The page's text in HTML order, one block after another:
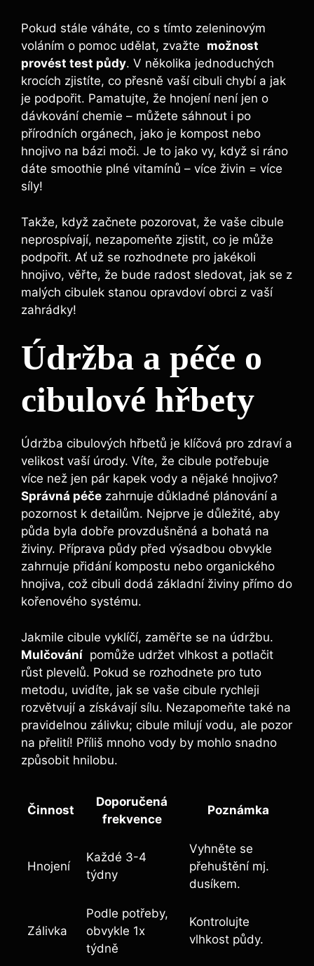
Pokud stále váháte, co s tímto zeleninovým
⁤voláním o‌ pomoc udělat, zvažte ‌ možnost
provést test půdy. V několika jednoduchých
krocích zjistíte, co přesně⁤ vaší cibuli ‌chybí a‌ jak
je podpořit. Pamatujte, že hnojení není jen ‍o
dávkování chemie – ‌můžete ⁤sáhnout⁤ i po
přírodních orgánech, jako⁢ je kompost⁤ nebo
hnojivo na bázi ⁣moči. Je to jako vy, když si⁤ ráno
⁤dáte⁢ smoothie plné vitamínů – více živin = více ​
síly!‌
Takže, když začnete pozorovat, že vaše cibule
neprospívají, nezapomeňte zjistit, co⁢ je může
podpořit. ⁣Ať už se rozhodnete‍ pro⁢ jakékoli
hnojivo, ‌věřte, že bude ⁣radost sledovat, jak ‍se z⁢
malých ‍cibulek ​stanou ⁣opravdoví obrci z vaší⁢
zahrádky!
Údržba a péče o⁢
cibulové hřbety
Údržba ⁣cibulových hřbetů je ‍klíčová pro zdraví a
velikost vaší úrody. Víte,‍ že cibule potřebuje
více​ než jen pár kapek vody⁤ a nějaké hnojivo?
Správná péče zahrnuje důkladné plánování a
pozornost k detailům. Nejprve⁢ je důležité, aby
půda byla dobře ⁢provzdušněná a bohatá na​
živiny. Příprava půdy⁤ před výsadbou obvykle
zahrnuje přidání kompostu nebo organického
⁣hnojiva, což cibuli dodá základní živiny přímo‌ do⁤
kořenového systému.
Jakmile cibule vyklíčí, zaměřte⁤ se na‍ údržbu. ​
Mulčování ‌ pomůže udržet vlhkost a potlačit‌
růst plevelů. Pokud se ​rozhodnete pro tuto
metodu, uvidíte, jak se vaše⁢ cibule‌ rychleji
rozvětvují a získávají ​sílu. Nezapomeňte také na
pravidelnou zálivku; cibule milují ​vodu, ale pozor⁤
na přelití! Příliš mnoho vody⁣ by⁢ mohlo snadno
způsobit​ hnilobu.
Činnost
Doporučená​
frekvence
Poznámka
Hnojení
Každé 3-4‍
týdny
Vyhněte se
přehuštění mj.
dusíkem.
Zálivka
Podle‍ potřeby,
obvykle 1x
týdně
Kontrolujte
vlhkost půdy.